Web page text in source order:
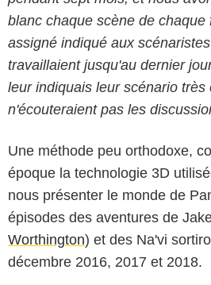
blanc chaque scène de chaque
assigné indiqué aux
travaillaient jusqu'au dernier
leur indiquais leur scénario très
n'écouteraient pas les
Une méthode peu orthodoxe,
époque la technologie 3D
nous présenter le monde de
épisodes des aventures de
Worthington) et des Na'vi
décembre 2016, 2017 et 2018.